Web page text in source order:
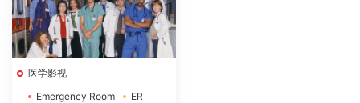
医学影视
Emergency Room
ER